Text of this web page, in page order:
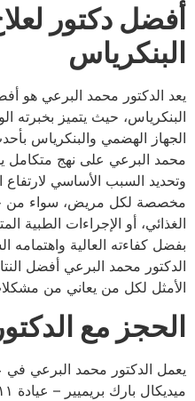
أفضل دكتور
البنكرياس
يعد الدكتور محمد البرعي هو
البنكرياس، حيث يتميز
الجهاز الهضمي والبنكرياس
محمد البرعي على نهج متكامل
وتحديد السبب الأساسي
مخصصة لكل مريض، سواء من
الغذائي، أو الإجراءات الطبية
بفضل كفاءته العالية
الدكتور محمد البرعي أفضل
الأمثل لكل من يعاني من
الحجز مع
يعمل الدكتور محمد البرعي في